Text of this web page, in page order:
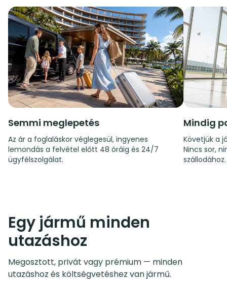
Semmi meglepetés
Az ár a foglaláskor véglegesül, ingyenes
lemondás a felvétel előtt 48 óráig és 24/7
ügyfélszolgálat.
Mindig
Követjük a
Nincs sor,
szállodához.
Egy jármű minden
utazáshoz
Megosztott, privát vagy prémium — minden
utazáshoz és költségvetéshez van jármű.